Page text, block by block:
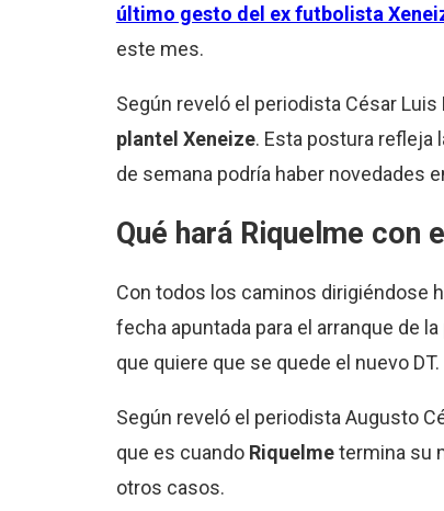
último gesto del ex futbolista
este mes.
Según reveló el periodista César Luis
plantel Xeneize. Esta postura refleja
de semana podría haber novedades
Qué haráRiquelme con
Con todos los caminos dirigiéndose
fecha apuntada para el arranque de
que quiere que se quede el nuevo DT.
Según reveló el periodista Augusto
que es cuandoRiquelmetermina su
otros casos.